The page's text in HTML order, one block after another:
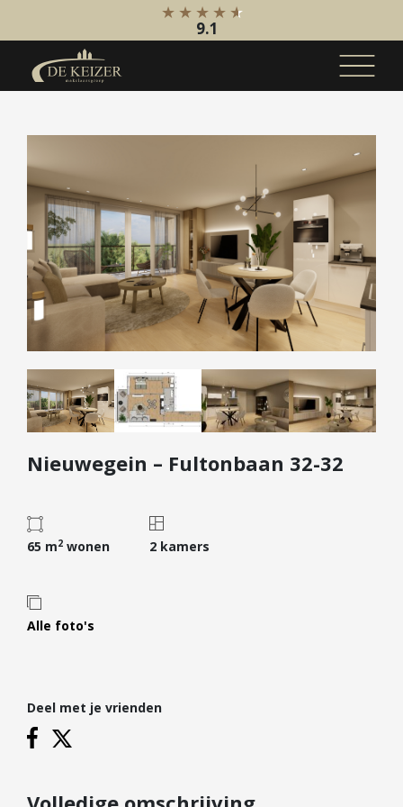
Koopaanbod
Bestaande bouw
Internationaal
Nieuwbouw
Bedrijfsaanbod
Huuraanbod
Bestaande bouw
Internationaal
Nieuwbouw
Bedrijfsaanbod
Diensten
Kopen
Huren
Verhuren
Verzekeren
Particulieren
Hypotheken
Hypotheek oversluiten
9.1
Nieuwegein – Fultonbaan 32-32
65 m2 wonen 2 kamers
Alle foto's
Deel met je vrienden